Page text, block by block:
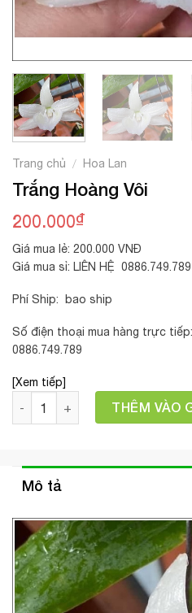
Trang chủ / Hoa Lan
Trắng Hoàng Vôi
200.000₫
Giá mua lẻ: 200.000 VNĐ
Giá mua sỉ: LIÊN HỆ
Phí Ship: bao ship
Số điện thoại mua hàng trực
0886.749.789
[Xem tiếp]
Số lượng THÊM VÀO
Mô tả